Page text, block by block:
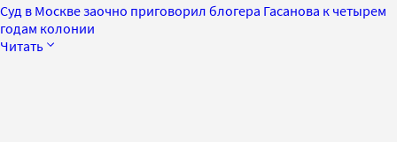
Суд в Москве заочно приговорил блогера Гасанова к четырем
годам колонии
Читать